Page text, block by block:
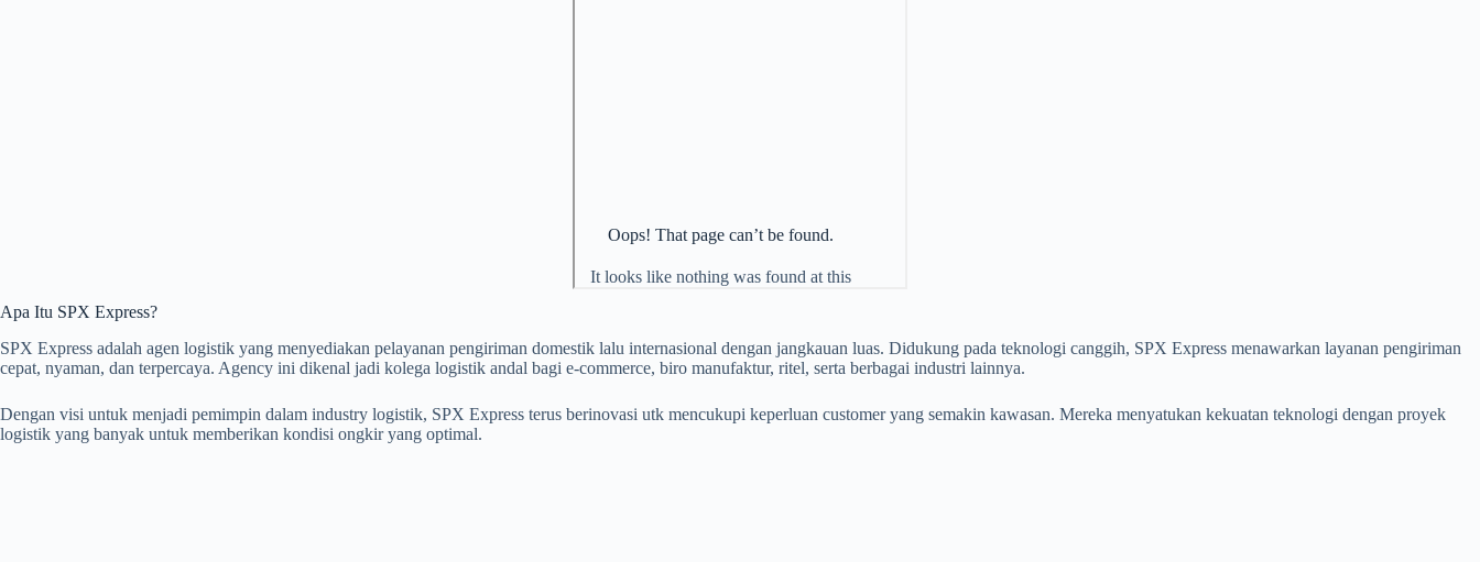
Apa Itu SPX Express?
SPX Express adalah agen logistik yang menyediakan pelayanan pengiriman domestik lalu internasional dengan jangkauan luas. Didukung pada teknologi canggih, SPX Express menawarkan layanan pengiriman
cepat, nyaman, dan terpercaya. Agency ini dikenal jadi kolega logistik andal bagi e-commerce, biro manufaktur, ritel, serta berbagai industri lainnya.
Dengan visi untuk menjadi pemimpin dalam industry logistik, SPX Express terus berinovasi utk mencukupi keperluan customer yang semakin kawasan. Mereka menyatukan kekuatan teknologi dengan proyek
logistik yang banyak untuk memberikan kondisi ongkir yang optimal.